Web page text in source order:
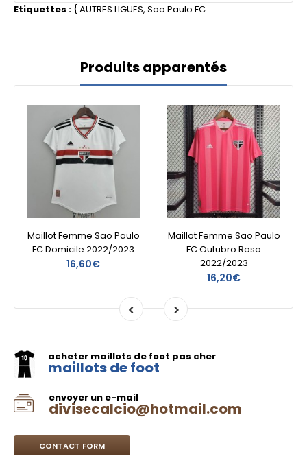
Etiquettes : {AUTRES LIGUES, Sao Paulo FC
Produits apparentés
Maillot Femme Sao Paulo
FC Domicile 2022/2023
16,60€
Maillot Femme Sao Paulo
FC Outubro Rosa
2022/2023
16,20€
acheter maillots de foot pas cher
maillots de foot
envoyer un e-mail
divisecalcio@hotmail.com
CONTACT FORM